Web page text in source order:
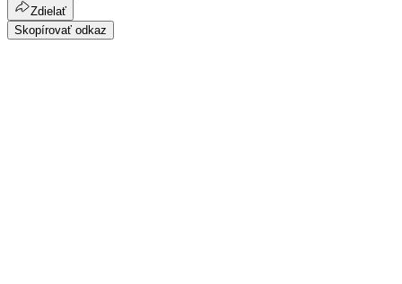
Zdielať
Skopírovať odkaz